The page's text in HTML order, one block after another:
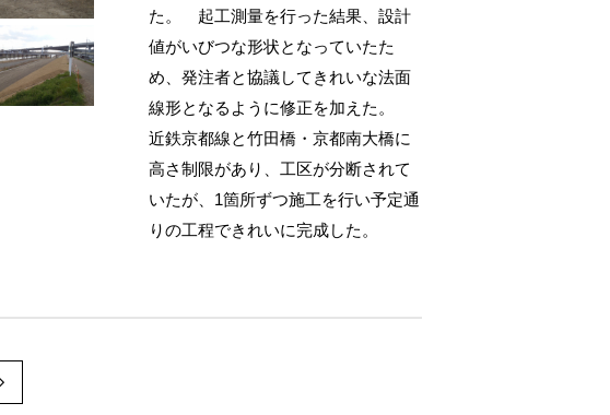
た。 起工測量を行った結果、設計
値がいびつな形状となっていたた
め、発注者と協議してきれいな法面
線形となるように修正を加えた。
近鉄京都線と竹田橋・京都南大橋に
高さ制限があり、工区が分断されて
いたが、1箇所ずつ施工を行い予定通
りの工程できれいに完成した。